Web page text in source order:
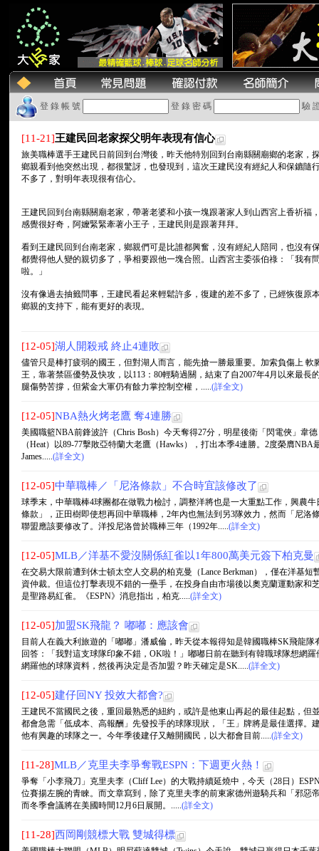
登 錄 帳 號 登 錄 密 碼 驗
[11-21]王建民回老家探父明年表現有信心
旅美職棒選手王建民日前回到台灣後，昨天他特別回到台南縣關廟鄉的老家，
鄉親看到他突然出現，都很驚訝，也發現到，這次王建民沒有經紀人和保鑣隨
不多了，對明年表現很有信心。
王建民回到台南縣關廟老家，帶著老婆和小孩一塊跟著家人到山西宮上香祈福
感覺很好奇，阿嬤緊緊牽著小王子，王建民則是跟著拜拜。
看到王建民回到台南老家，鄉親們可是比誰都興奮，沒有經紀人陪同，也沒有
都覺得他人變的親切多了，爭相要跟他一塊合照。山西宮主委張伯祿：「我有
啦。」
沒有像過去抽籤問事，王建民看起來輕鬆許多，復建的差不多了，已經恢復原
鄉親的支持下，能有更好的表現。
[12-05]湖人開殺戒 終止4連敗
儘管只是棒打疲弱的國王，但對湖人而言，能先搶一勝最重要。加索負傷上
王，靠著禁區優勢及快攻，以113：80輕騎過關，結束了自2007年4月以來最長
腿傷勢苦撐，但紫金大軍仍有餘力掌控制空權，.....(詳全文)
[12-05]NBA熱火烤老鷹 奪4連勝
美國職籃NBA前鋒波許（Chris Bosh）今天奪得27分，明星後衛「閃電俠」韋
（Heat）以89-77擊敗亞特蘭大老鷹（Hawks），打出本季4連勝。2度榮膺
James.....(詳全文)
[12-05]中華職棒／「尼洛條款」不合時宜該修改了
球季末，中華職棒4球團都在做戰力檢討，調整洋將也是一大重點工作，興農
條款」，正田樹即使想再回中華職棒，2年內也無法到另3隊效力，然而「尼洛
聯盟應該要修改了。洋投尼洛曾於職棒三年（1992年.....(詳全文)
[12-05]MLB／洋基不愛沒關係紅雀以1年800萬美元簽下柏克曼
在交易大限前遭到休士頓太空人交易的柏克曼（Lance Berkman），僅在洋基
資仲裁。但這位打擊表現不錯的一壘手，在投身自由市場後以奧克蘭運動家和
是聖路易紅雀。《ESPN》消息指出，柏克.....(詳全文)
[12-05]加盟SK飛龍？ 嘟嘟：應該會
目前人在義大利旅遊的「嘟嘟」潘威倫，昨天從本報得知是韓國職棒SK飛龍
回答：「我對這支球隊印象不錯，OK啦！」嘟嘟日前在聽到有韓職球隊想網
網羅他的球隊資料，然後再決定是否加盟？昨天確定是SK.....(詳全文)
[12-05]建仔回NY 投效大都會?
王建民不當國民之後，重回最熟悉的紐約，或許是他東山再起的最佳起點，但
都會急需「低成本、高報酬」先發投手的球隊現狀，「王」牌將是最佳選擇。
他有興趣的球隊之一。今年季後建仔又離開國民，以大都會目前.....(詳全文)
[11-28]MLB／克里夫李爭奪戰ESPN：下週更火熱！
爭奪「小李飛刀」克里夫李（Cliff Lee）的大戰持續延燒中，今天（28日）
位賽揚左腕的青睞。而文章寫到，除了克里夫李的前東家德州遊騎兵和「邪惡
而冬季會議將在美國時間12月6日展開。.....(詳全文)
[11-28]西岡剛競標大戰 雙城得標